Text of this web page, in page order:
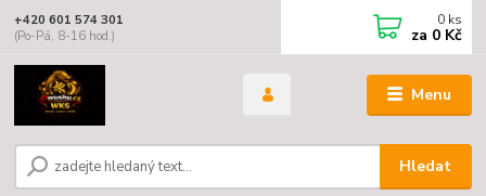
Menu
Hledat
+420 601 574 301
(Po-Pá, 8-16 hod.)
0 ks
za 0 Kč